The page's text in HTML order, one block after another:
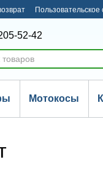
52-42
Мотокосы